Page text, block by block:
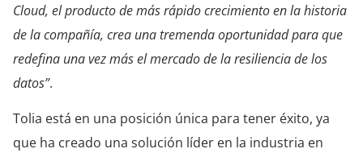
Cloud, el producto de más rápido crecimiento en la historia
de la compañía, crea una tremenda oportunidad para que
redefina una vez más el mercado de la resiliencia de los
datos”.
Tolia está en una posición única para tener éxito, ya
que ha creado una solución líder en la industria en